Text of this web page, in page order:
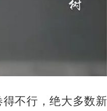
不行，绝大多数新